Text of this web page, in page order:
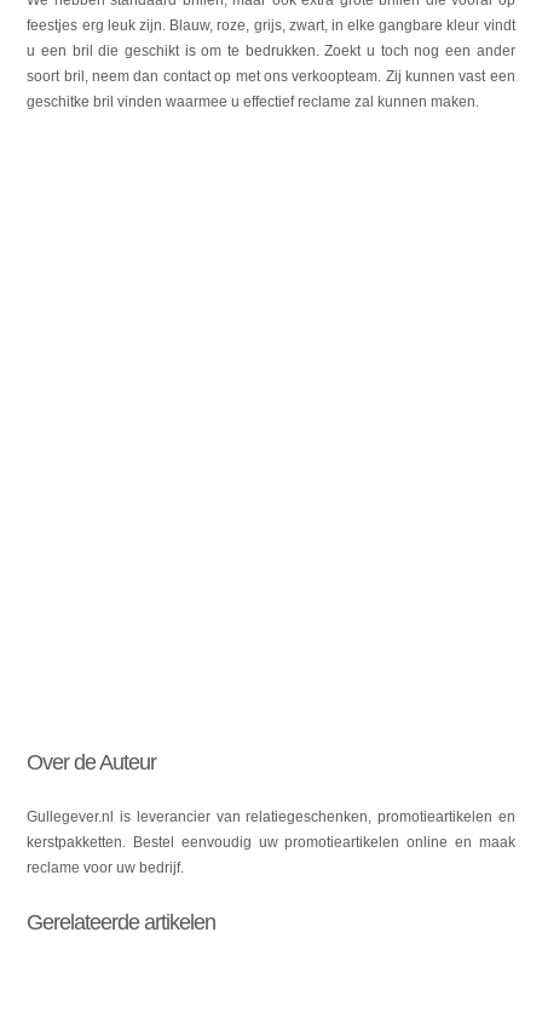
feestjes erg leuk zijn. Blauw, roze, grijs, zwart, in elke gangbare kleur vindt
u een bril die geschikt is om te bedrukken. Zoekt u toch nog een ander
soort bril, neem dan contact op met ons verkoopteam. Zij kunnen vast een
geschitke bril vinden waarmee u effectief reclame zal kunnen maken.
Over de Auteur
Gullegever.nl is leverancier van relatiegeschenken, promotieartikelen en
kerstpakketten. Bestel eenvoudig uw promotieartikelen online en maak
reclame voor uw bedrijf.
Gerelateerde artikelen